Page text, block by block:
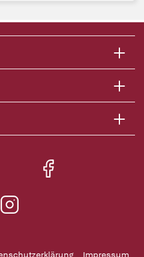
Impressum